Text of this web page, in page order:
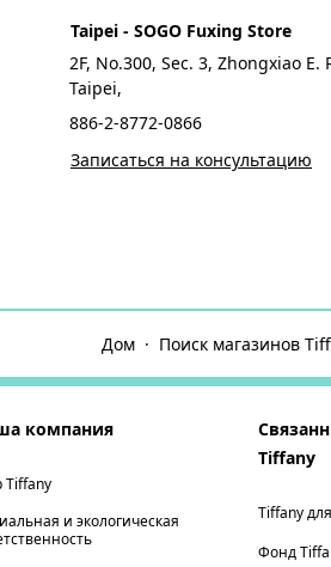
Taipei - SOGO Fuxing Store
2F, No.300, Sec. 3, Zhongxiao E.
Taipei,
886-2-8772-0866
Записаться на консультацию
Дом Поиск магазинов
компания
и экологическая
Tiffany
Tiffany
Фонд